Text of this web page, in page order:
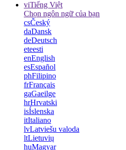
viTiếng Việt
Chọn ngôn ngữ của bạn
csČeský
daDansk
deDeutsch
eteesti
enEnglish
esEspañol
phFilipino
frFrançais
gaGaeilge
hrHrvatski
isÍslenska
itItaliano
lvLatviešu valoda
ltLietuvių
huMagyar